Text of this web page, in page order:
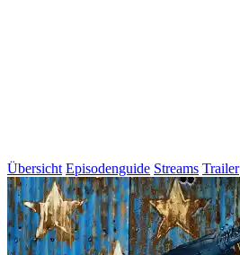
Übersicht Episodenguide Streams Trailer